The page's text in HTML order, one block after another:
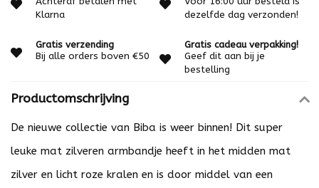
Klarna
dezelfde dag verzonden!
Gratis verzending
Bij alle orders boven €50
Gratis cadeau verpakking!
Geef dit aan bij je
bestelling
Productomschrijving
De nieuwe collectie van Biba is weer binnen! Dit super
leuke mat zilveren armbandje heeft in het midden mat
zilver en licht roze kralen en is door middel van een